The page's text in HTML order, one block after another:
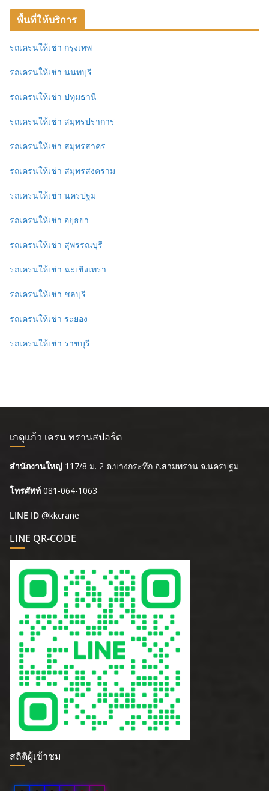
พื้นที่ให้บริการ
รถเครนให้เช่า กรุงเทพ
รถเครนให้เช่า นนทบุรี
รถเครนให้เช่า ปทุมธานี
รถเครนให้เช่า สมุทรปราการ
รถเครนให้เช่า สมุทรสาคร
รถเครนให้เช่า สมุทรสงคราม
รถเครนให้เช่า นครปฐม
รถเครนให้เช่า อยุธยา
รถเครนให้เช่า สุพรรณบุรี
รถเครนให้เช่า ฉะเชิงเทรา
รถเครนให้เช่า ชลบุรี
รถเครนให้เช่า ระยอง
รถเครนให้เช่า ราชบุรี
เกตุแก้ว เครน ทรานสปอร์ต
สำนักงานใหญ่ 117/8 ม. 2 ต.บางกระทึก อ.สามพราน จ.นครปฐม
โทรศัพท์ 081-064-1063
LINE ID @kkcrane
LINE QR-CODE
สถิติผู้เข้าชม